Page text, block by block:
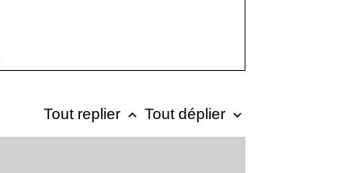
Tout replier keyboard_arrow_up Tout déplier keyboard_arrow_down